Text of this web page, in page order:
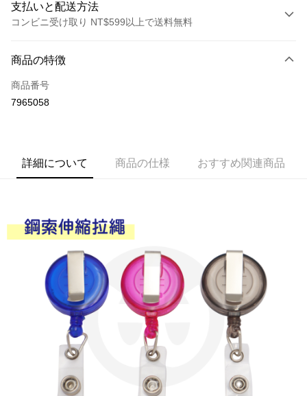
支払いと配送方法
コンビニ受け取り NT$599以上で送料無料
クレジットカード1回払い
コンビニ店頭代金引換
JKOPAY
Google Pay
一、 AFTEE代金後払いについて
1.お支払い方法でAFTEE代金後払いを選択すると、携帯電話認証ウィンド
ウが表示されます。
2.SMSで認証してお支払い手続を進めてください。
3.注文するときのお支払いは不要です。商品はご指定の住所に配送されま
4.ご注文が完了すると、携帯に支払い通知のSMSが届きます。アプリ会員
の場合は、AFTEE アプリプッシュ通知が届きます。
5.商品受け取り時のお支払いは不要です。商品を確かめてから、SMSまた
はアプリの通知に従って、4大コンビニ、またはATM/オンラインバンキン
ATM払い
全家取貨付款
配送毎にNT$60、NT$599以上で送料無料
付款後全家取貨
商品の特徴
商品番号
7965058
詳細について 商品の仕様 おすすめ関連商品